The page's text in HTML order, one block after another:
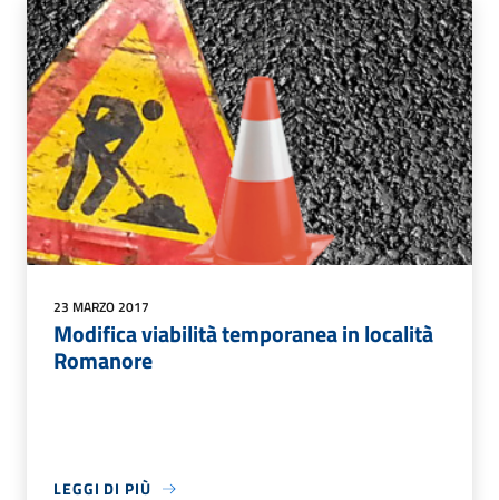
23 MARZO 2017
Modifica viabilità temporanea in località
Romanore
LEGGI DI PIÙ